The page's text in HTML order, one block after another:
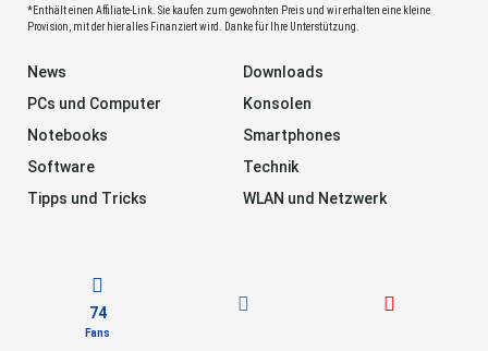
*Enthält einen Affiliate-Link. Sie kaufen zum gewohnten Preis und wir erhalten eine kleine
Provision, mit der hier alles Finanziert wird. Danke für Ihre Unterstützung.
News
Downloads
PCs und Computer
Konsolen
Notebooks
Smartphones
Software
Technik
Tipps und Tricks
WLAN und Netzwerk
74
Fans